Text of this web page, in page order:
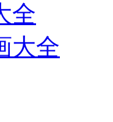
全
大全